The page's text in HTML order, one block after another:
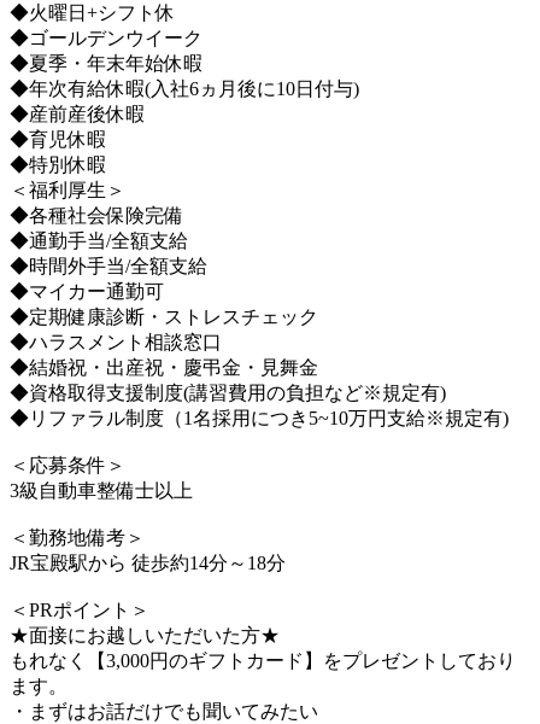
◆火曜日+シフト休
◆ゴールデンウイーク
◆夏季・年末年始休暇
◆年次有給休暇(入社6ヵ月後に10日付与)
◆産前産後休暇
◆育児休暇
◆特別休暇
＜福利厚生＞
◆各種社会保険完備
◆通勤手当/全額支給
◆時間外手当/全額支給
◆マイカー通勤可
◆定期健康診断・ストレスチェック
◆ハラスメント相談窓口
◆結婚祝・出産祝・慶弔金・見舞金
◆資格取得支援制度(講習費用の負担など※規定有)
◆リファラル制度（1名採用につき5~10万円支給※規定有)
＜応募条件＞
3級自動車整備士以上
＜勤務地備考＞
JR宝殿駅から 徒歩約14分～18分
＜PRポイント＞
★面接にお越しいただいた方★
もれなく【3,000円のギフトカード】をプレゼントしており
ます。
・まずはお話だけでも聞いてみたい